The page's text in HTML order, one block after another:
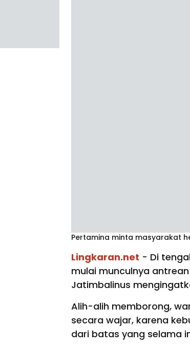
Pertamina minta masyarakat
Lingkaran.net - Di
mulai munculnya
Jatimbalinus
Alih-alih memborong,
secara wajar, karena
dari batas yang selama